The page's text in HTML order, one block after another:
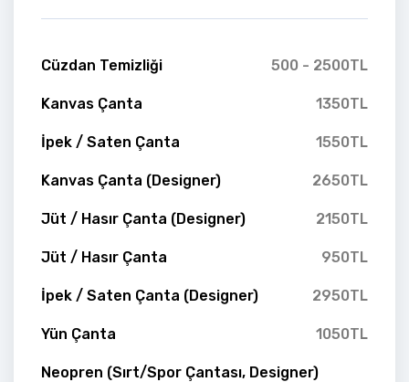
Cüzdan Temizliği 500 - 2500TL
Kanvas Çanta 1350TL
İpek / Saten Çanta 1550TL
Kanvas Çanta (Designer) 2650TL
Jüt / Hasır Çanta (Designer) 2150TL
Jüt / Hasır Çanta 950TL
İpek / Saten Çanta (Designer) 2950TL
Yün Çanta 1050TL
Neopren (Sırt/Spor Çantası, Designer)